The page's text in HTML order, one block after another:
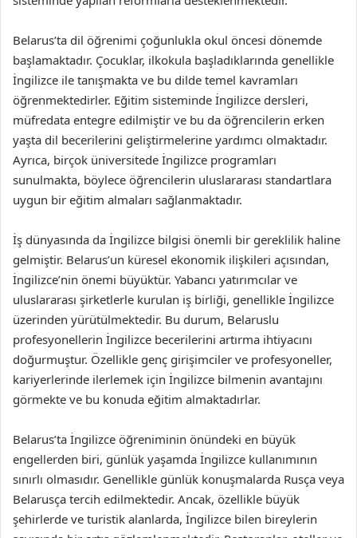
Belarus’ta dil öğrenimi çoğunlukla okul öncesi dönemde
başlamaktadır. Çocuklar, ilkokula başladıklarında genellikle
İngilizce ile tanışmakta ve bu dilde temel kavramları
öğrenmektedirler. Eğitim sisteminde İngilizce dersleri,
müfredata entegre edilmiştir ve bu da öğrencilerin erken
yaşta dil becerilerini geliştirmelerine yardımcı olmaktadır.
Ayrıca, birçok üniversitede İngilizce programları
sunulmakta, böylece öğrencilerin uluslararası standartlara
uygun bir eğitim almaları sağlanmaktadır.
İş dünyasında da İngilizce bilgisi önemli bir gereklilik haline
gelmiştir. Belarus’un küresel ekonomik ilişkileri açısından,
İngilizce’nin önemi büyüktür. Yabancı yatırımcılar ve
uluslararası şirketlerle kurulan iş birliği, genellikle İngilizce
üzerinden yürütülmektedir. Bu durum, Belaruslu
profesyonellerin İngilizce becerilerini artırma ihtiyacını
doğurmuştur. Özellikle genç girişimciler ve profesyoneller,
kariyerlerinde ilerlemek için İngilizce bilmenin avantajını
görmekte ve bu konuda eğitim almaktadırlar.
Belarus’ta İngilizce öğreniminin önündeki en büyük
engellerden biri, günlük yaşamda İngilizce kullanımının
sınırlı olmasıdır. Genellikle günlük konuşmalarda Rusça veya
Belarusça tercih edilmektedir. Ancak, özellikle büyük
şehirlerde ve turistik alanlarda, İngilizce bilen bireylerin